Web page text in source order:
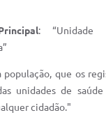
: “Unidade
população, que os
unidades de
cidadão."